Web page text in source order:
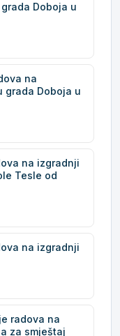
grada Doboja u
na
grada Doboja u
na izgradnji
Tesle od
na izgradnji
radova na
za smještaj